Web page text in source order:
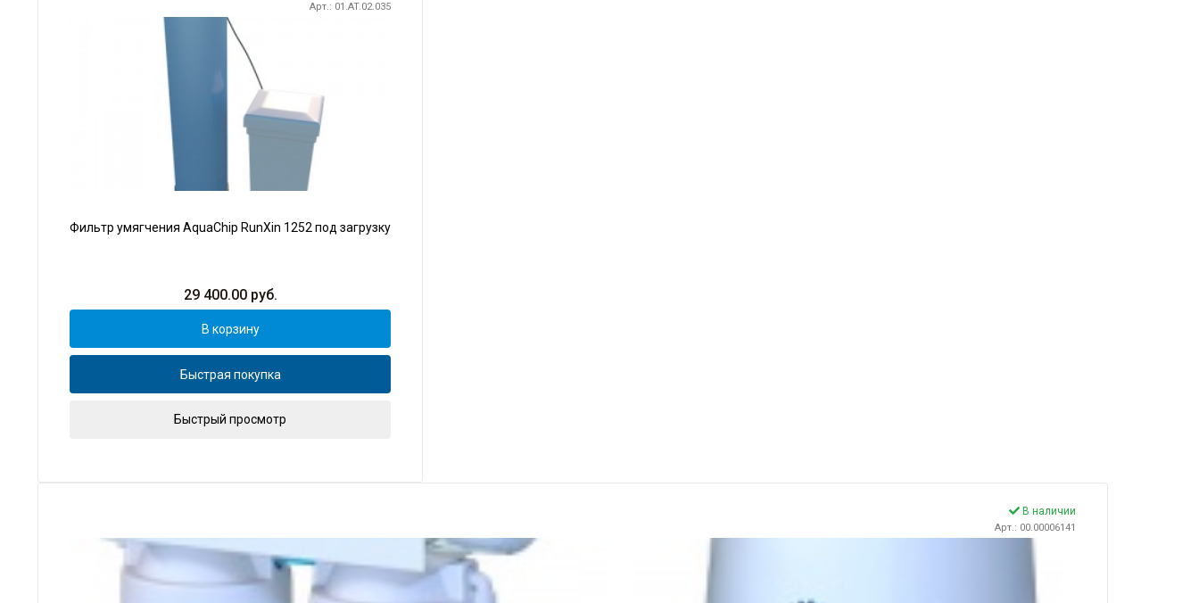
Арт.: 01.AT.02.035
Фильтр умягчения AquaChip RunXin 1252 под загрузку
29 400.00руб.
В корзину
Быстрая покупка
Быстрый просмотр
В наличии
Арт.: 00.00006141